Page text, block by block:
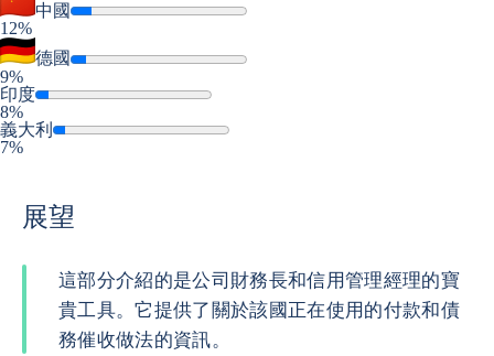
中國
12%
德國
9%
印度
8%
義大利
7%
展望
這部分介紹的是公司財務長和信用管理經理的寶
貴工具。它提供了關於該國正在使用的付款和債
務催收做法的資訊。